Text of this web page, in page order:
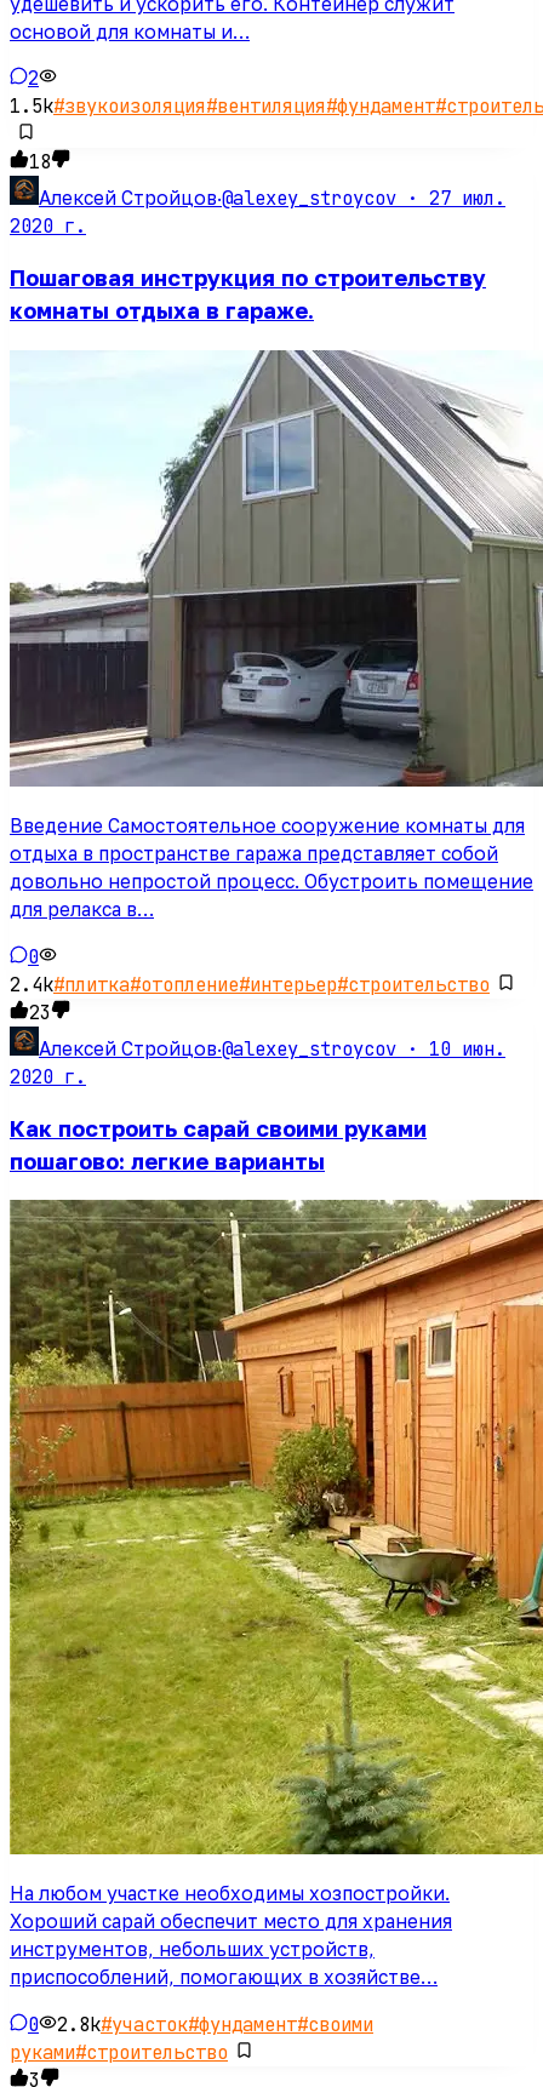
основой для комнаты и…
2
1.5k#звукоизоляция#вентиляция#фундамент#
18
Алексей Стройцов·@alexey_stroycov · 27 июл.
2020 г.
Пошаговая инструкция по строительству
комнаты отдыха в гараже.
Введение Самостоятельное сооружение комнаты для
отдыха в пространстве гаража представляет собой
довольно непростой процесс. Обустроить помещение
для релакса в…
0
2.4k#плитка#отопление#интерьер#строительство
23
Алексей Стройцов·@alexey_stroycov · 10 июн.
2020 г.
Как построить сарай своими руками
пошагово: легкие варианты
На любом участке необходимы хозпостройки.
Хороший сарай обеспечит место для хранения
инструментов, небольших устройств,
приспособлений, помогающих в хозяйстве…
0 2.8k#участок#фундамент#своими
руками#строительство
3